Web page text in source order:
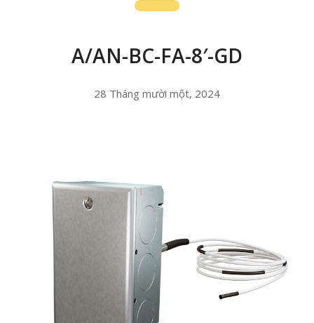
A/AN-BC-FA-8′-GD
28 Tháng mười một, 2024